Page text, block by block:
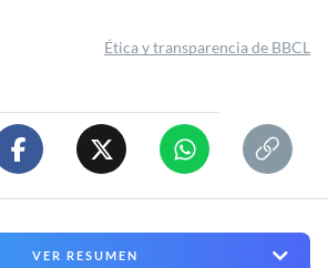
Ética y transparencia de BBCL
VER RESUMEN